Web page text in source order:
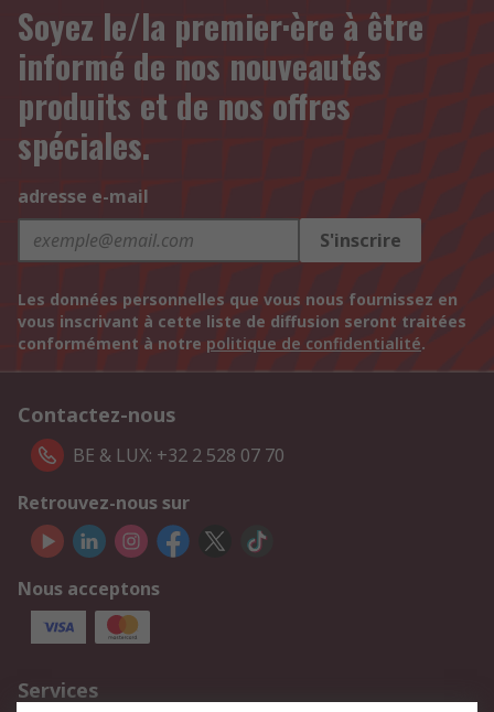
Soyez le/la premier·ère à être
informé de nos nouveautés
produits et de nos offres
spéciales.
adresse e-mail
S'inscrire
Les données personnelles que vous nous fournissez en
vous inscrivant à cette liste de diffusion seront traitées
conformément à notre politique de confidentialité.
Contactez-nous
BE & LUX: +32 2 528 07 70
Retrouvez-nous sur
Nous acceptons
Services